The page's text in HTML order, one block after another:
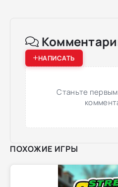
НАПИСАТЬ
Станьте
ПОХОЖИЕ ИГРЫ